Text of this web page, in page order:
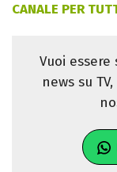
CANALE PER
Vuoi
news su